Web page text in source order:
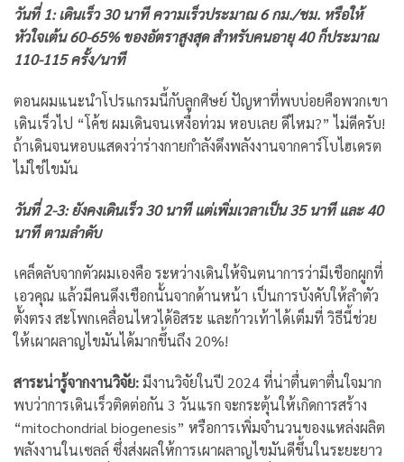
วันที่ 1: เดินเร็ว 30 นาที ความเร็วประมาณ 6 กม./ชม. หรือให้
หัวใจเต้น 60-65% ของอัตราสูงสุด สำหรับคนอายุ 40 ก็ประมาณ
110-115 ครั้ง/นาที
ตอนผมแนะนำโปรแกรมนี้กับลูกศิษย์ ปัญหาที่พบบ่อยคือพวกเขา
เดินเร็วไป “โค้ช ผมเดินจนเหงื่อท่วม หอบเลย ดีไหม?” ไม่ดีครับ!
ถ้าเดินจนหอบแสดงว่าร่างกายกำลังดึงพลังงานจากคาร์โบไฮเดรต
ไม่ใช่ไขมัน
วันที่ 2-3: ยังคงเดินเร็ว 30 นาที แต่เพิ่มเวลาเป็น 35 นาที และ 40
นาที ตามลำดับ
เคล็ดลับจากตัวผมเองคือ ระหว่างเดินให้จินตนาการว่ามีเชือกผูกที่
เอวคุณ แล้วมีคนดึงเชือกนั้นจากด้านหน้า เป็นการบังคับให้ลำตัว
ตั้งตรง สะโพกเคลื่อนไหวได้อิสระ และก้าวเท้าได้เต็มที่ วิธีนี้ช่วย
ให้เผาผลาญไขมันได้มากขึ้นถึง 20%!
สาระน่ารู้จากงานวิจัย:มีงานวิจัยในปี 2024 ที่น่าตื่นตาตื่นใจมาก
พบว่าการเดินเร็วติดต่อกัน 3 วันแรก จะกระตุ้นให้เกิดการสร้าง
“mitochondrial biogenesis” หรือการเพิ่มจำนวนของแหล่งผลิต
พลังงานในเซลล์ ซึ่งส่งผลให้การเผาผลาญไขมันดีขึ้นในระยะยาว